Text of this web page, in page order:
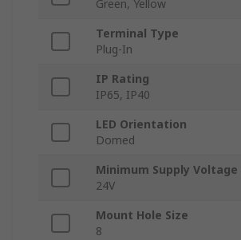
Green, Yellow
Terminal Type
Plug-In
IP Rating
IP65, IP40
LED Orientation
Domed
Minimum Supply Voltage
24V
Mount Hole Size
8